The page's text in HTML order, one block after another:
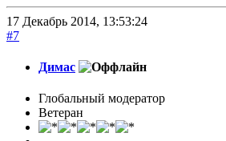
17 Декабрь 2014, 13:53:24
#7
Димас
Глобальный модератор
Ветеран